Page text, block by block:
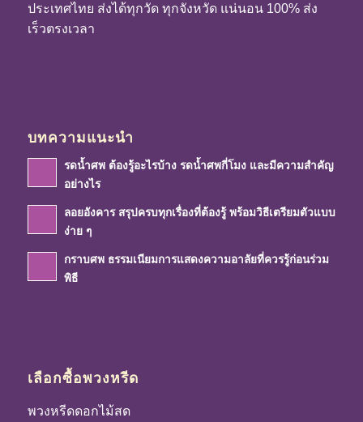
ประเทศไทย ส่งได้ทุกวัด ทุกจังหวัด แน่นอน 100% ส่ง
เร็วตรงเวลา
บทความแนะนำ
รดน้ำศพ ต้องรู้อะไรบ้าง รดน้ำศพกี่โมง และมีความสำคัญ
อย่างไร
ลอยอังคาร สรุปครบทุกเรื่องที่ต้องรู้ พร้อมวิธีเตรียมตัวแบบ
ง่าย ๆ
กราบศพ ธรรมเนียมการแสดงความอาลัยที่ควรรู้ก่อนร่วม
พิธี
เลือกซื้อพวงหรีด
พวงหรีดดอกไม้สด